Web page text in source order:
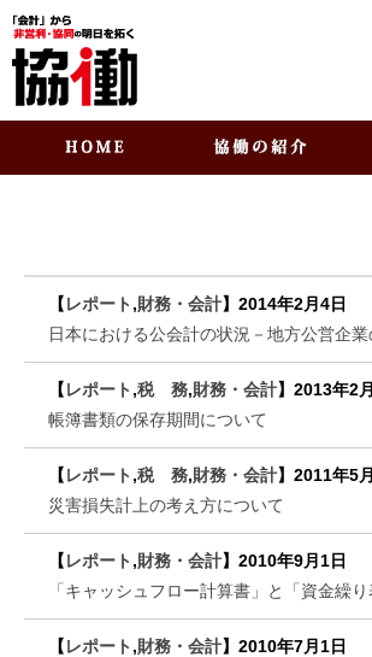
【レポート ,財務・会計】 2014年2月4日
日本における公会計の状況－地方公営企業
【レポート ,税 務,財務・会計】 2013年2
帳簿書類の保存期間について
【レポート ,税 務,財務・会計】 2011年5
災害損失計上の考え方について
【レポート ,財務・会計】 2010年9月1日
「キャッシュフロー計算書」と「資金繰り
【レポート ,財務・会計】 2010年7月1日